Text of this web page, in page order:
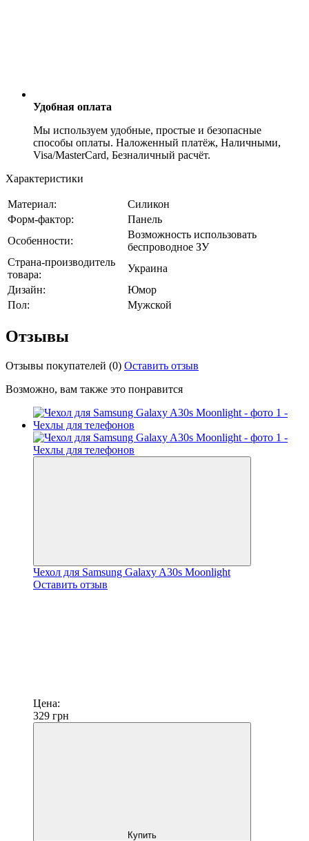
Удобная оплата
Мы используем удобные, простые и безопасные
способы оплаты. Наложенный платёж, Наличными,
Visa/MasterCard, Безналичный расчёт.
Характеристики
Материал:
Силикон
Форм-фактор:
Панель
Особенности:
Возможность использовать
беспроводное ЗУ
Страна-производитель
товара:
Украина
Дизайн:
Юмор
Пол:
Мужской
Отзывы
Отзывы покупателей (0) Оставить отзыв
Возможно, вам также это понравится
Чехол для Samsung Galaxy A30s Moonlight
Оставить отзыв
Цена:
329 грн
Купить